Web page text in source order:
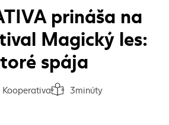
prináša na
Magický les:
spája
článku:
KooperativaČas na prečítanie článku:
3minúty